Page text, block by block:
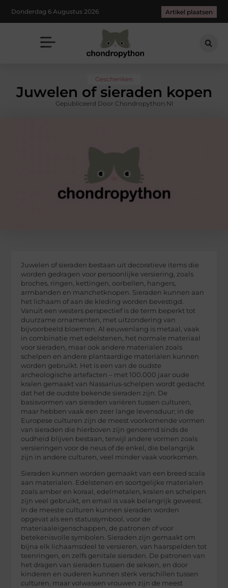
Donderdag 6 Augustus 2026 Artikel plaatsen
Geschenken
Juwelen of sieraden kopen
Gepubliceerd Door Chondropython.nl
Juwelen of sieraden bestaan uit decoratieve items die
worden gedragen voor persoonlijke versiering, zoals
broches, ringen, kettingen, oorbellen, hangers,
armbanden en manchetknopen. Sieraden kunnen aan
het lichaam of aan de kleding worden bevestigd.
Vanuit een westers perspectief is de term beperkt tot
duurzame ornamenten, met uitzondering van
bijvoorbeeld bloemen. Al eeuwenlang is metaal, vaak
in combinatie met edelstenen, het normale materiaal
voor sieraden, maar ook andere materialen zoals
schelpen en andere plantaardige materialen kunnen
worden gebruikt. Het is een van de oudste
archeologische artefacten – met 100.000 jaar oude
kralen gemaakt van Nassarius-schelpen wordt gedacht
dat het de oudste bekende sieraden zijn. De
basisvormen van sieraden variëren tussen culturen,
maar hebben vaak een zeer lange levensduur; in de
Europese culturen zijn de meest voorkomende vormen
van sieraden die hierboven zijn genoemd sinds de
oudheid blijven bestaan, terwijl andere vormen zoals
versieringen voor de neus of de enkel, die belangrijk
zijn in andere culturen, veel minder vaak voorkomen.
Sieraden kunnen worden gemaakt van een breed scala
aan materialen. Edelstenen en soortgelijke materialen
zoals amber en koraal, edelmetalen, kralen en schelpen
zijn veel gebruikt, en email is vaak belangrijk geweest.
In de meeste culturen kunnen sieraden worden
opgevat als een statussymbool, voor de
materiaaleigenschappen, de patronen of voor
betekenisvolle symbolen. Sieraden zijn gemaakt om
bijna elk lichaamsdeel te versieren, van haarspelden tot
teenringen, en zelfs genitale sieraden. De patronen van
het dragen van sieraden tussen de seksen, en door
kinderen en ouderen kunnen sterk verschillen tussen
culturen, maar volwassen vrouwen zijn de meest